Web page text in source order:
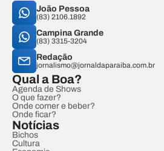
João Pessoa
(83) 2106.1892
Campina Grande
(83) 3315-3204
Redação
jornalismo@jornaldaparaiba.com.br
Qual a Boa?
Agenda de Shows
O que fazer?
Onde comer e beber?
Onde ficar?
Notícias
Bichos
Cultura